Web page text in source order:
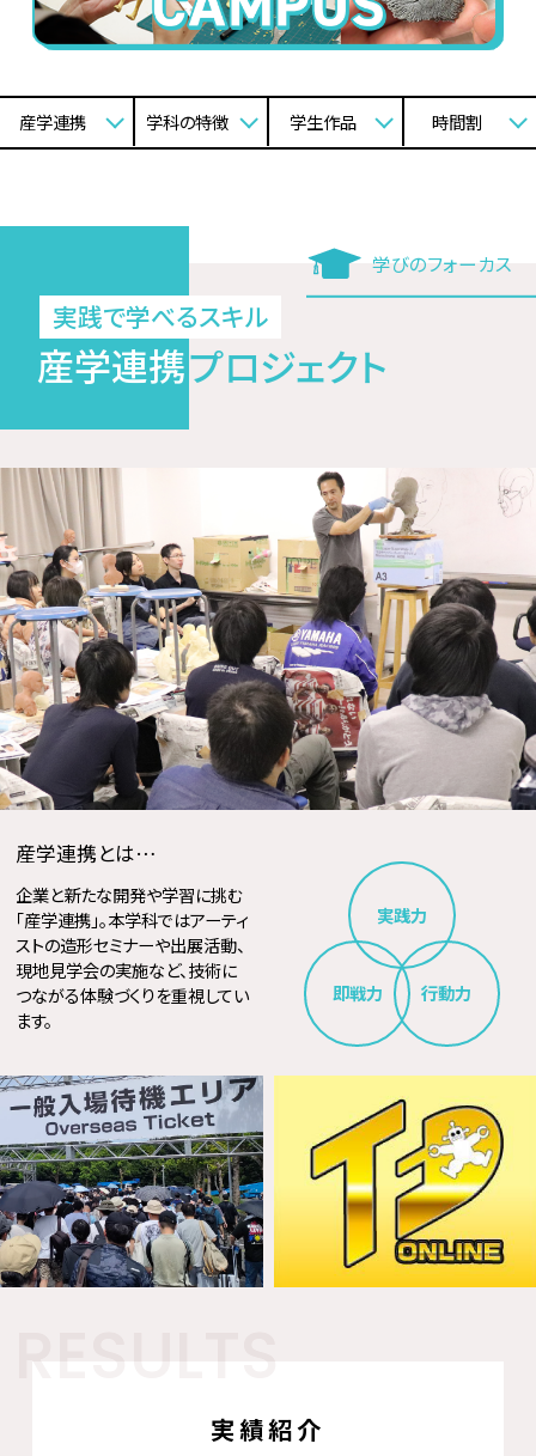
産学連携 学科の特徴 学生作品 時間割
学びのフォーカス
実践で学べるスキル
産学連携プロジェクト
産学連携とは…
企業と新たな開発や学習に挑む
「産学連携」。本学科ではアーティ
ストの造形セミナーや出展活動、
現地見学会の実施など、技術に
つながる体験づくりを重視してい
ます。
実践力
即戦力 行動力
実績紹介